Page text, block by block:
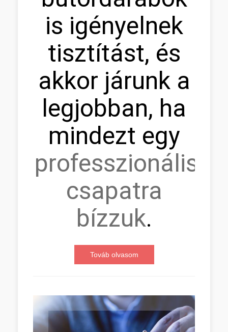
is igényelnek
tisztítást, és
akkor járunk a
legjobban, ha
mindezt egy
professzionális
csapatra
bízzuk.
Továb olvasom